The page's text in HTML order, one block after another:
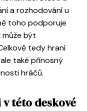
a rozhodování u
toho podporuje
může být
tedy hraní
také přínosný
hráčů.
v této deskové